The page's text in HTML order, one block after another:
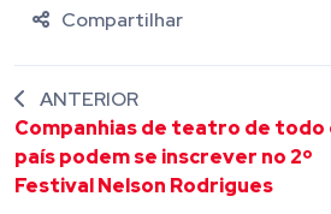
Compartilhar
ANTERIOR
Companhias de teatro de todo
país podem se inscrever no 2º
Festival Nelson Rodrigues